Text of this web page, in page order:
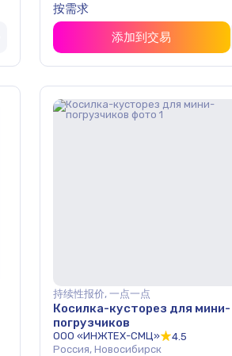
按需求
添加到交易
持续性报价, 一点一点
Косилка-кусторез для мини-
погрузчиков
ООО «ИНЖТЕХ-СМЦ»
4.5
Россия, Новосибирск